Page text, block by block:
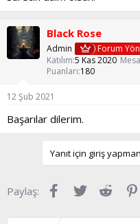
Black Rose
Admin
Forum
Katılım 5 Kas 2020
Puanları 180
12 Şub 2021
Başarılar dilerim.
Yanıt için giriş
Paylaş: Facebook
Twitter Reddit